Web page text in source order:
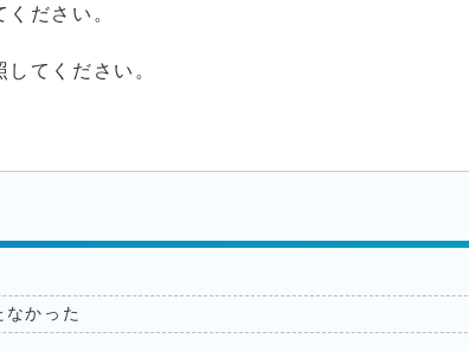
ださい。
てください。
なかった